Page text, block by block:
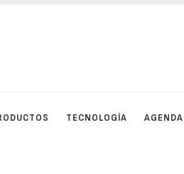
TECNOLOGÍA AGENDA